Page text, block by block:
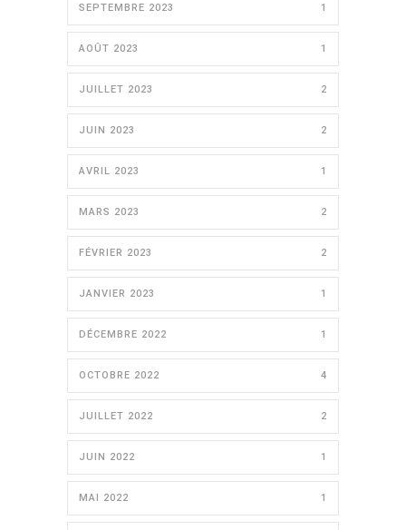
SEPTEMBRE 2023 1
AOÛT 2023 1
JUILLET 2023 2
JUIN 2023 2
AVRIL 2023 1
MARS 2023 2
FÉVRIER 2023 2
JANVIER 2023 1
DÉCEMBRE 2022 1
OCTOBRE 2022 4
JUILLET 2022 2
JUIN 2022 1
MAI 2022 1